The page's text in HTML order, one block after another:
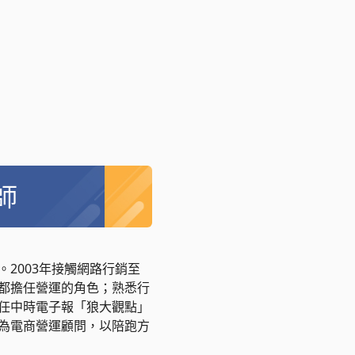
2003年接觸網路行銷至
擔任營運的角色；熟悉行
時電子報「狼大觀點」
電商營運顧問，以陪跑方